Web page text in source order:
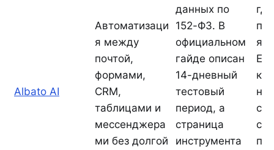
Albato AI
Автоматизаци
я между
почтой,
формами,
CRM,
таблицами и
мессенджера
ми без долгой
данных по
152-ФЗ. В
официальном
гайде описан
14-дневный
тестовый
период, а
страница
инструмента
я
с